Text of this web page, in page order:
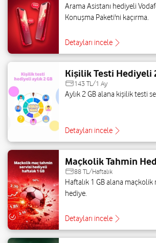
Arama Asistanı hediyeli
Konuşma Paketi'ni kaçırma.
Detayları incele
Kişilik Testi Hediyeli
143 TL/1 Ay
Aylık 2 GB alana kişilik testi
Detayları incele
Maçkolik Tahmin
88 TL/Haftalık
Haftalık 1 GB alana
hediye.
Detayları incele